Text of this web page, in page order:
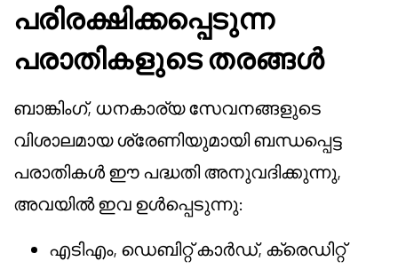
പരിരക്ഷിക്കപ്പെടുന്ന
പരാതികളുടെ തരങ്ങൾ
ബാങ്കിംഗ്, ധനകാര്യ സേവനങ്ങളുടെ
വിശാലമായ ശ്രേണിയുമായി ബന്ധപ്പെട്ട
പരാതികൾ ഈ പദ്ധതി അനുവദിക്കുന്നു,
അവയിൽ ഇവ ഉൾപ്പെടുന്നു:
എടിഎം, ഡെബിറ്റ് കാർഡ്, ക്രെഡിറ്റ്